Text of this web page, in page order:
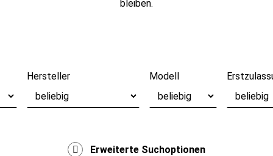
bleiben.
Hersteller Modell
Erweiterte Suchoptionen